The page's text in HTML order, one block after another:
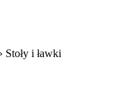
Stoły i ławki